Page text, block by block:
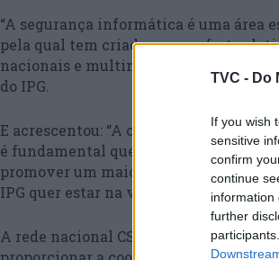
TVC - Do
If you wish
sensitive
confirm
continue
information
further
“A segurança informática é uma área
pela qual tem criado novas ofertas
nacionais e multinacionais de
do IPG.
E acrescentou: “A cibersegurança
é fundamental que todos – Estados,
promover um maior nível de
IPG quer estar na vanguarda desta
A rede nacional CSIRT tem como